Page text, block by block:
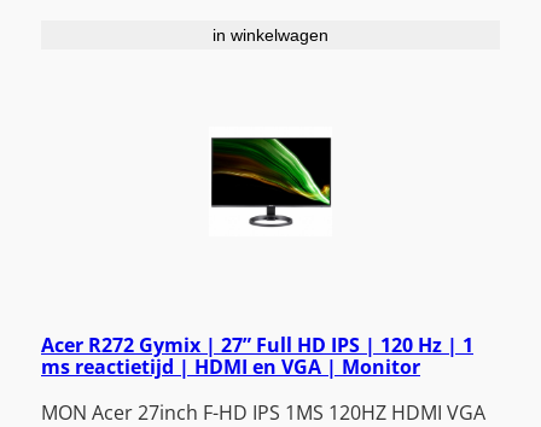
in winkelwagen
Acer R272 Gymix | 27” Full HD IPS | 120 Hz | 1
ms reactietijd | HDMI en VGA | Monitor
MON Acer 27inch F-HD IPS 1MS 120HZ HDMI VGA